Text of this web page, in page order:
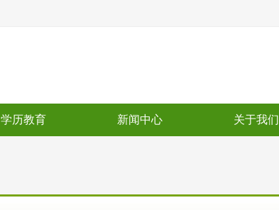
学历教育 新闻中心 关于我们